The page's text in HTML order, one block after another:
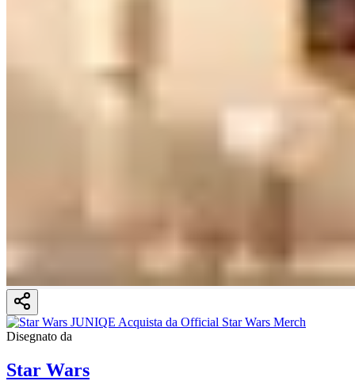
Disegnato da
Star Wars